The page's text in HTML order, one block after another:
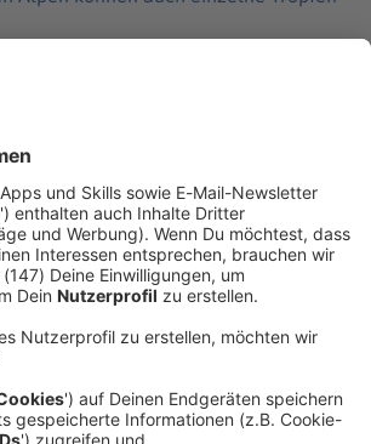
Wetter dann wieder deutlich
rechnet mit viel Regen. Im Laufe des
in Richtung Bayerischer
es deutlich kühler mit 14 bis 20 Grad.